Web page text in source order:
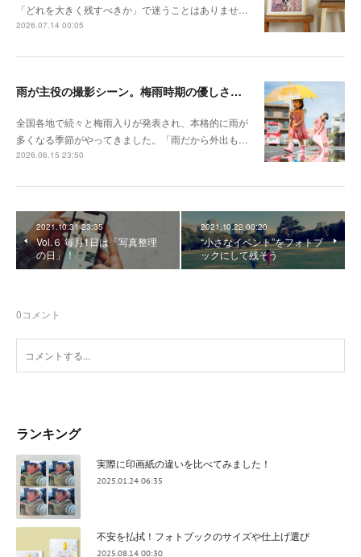
「どれを大きく残すべきか」で迷うことはありませ…
2026.07.14 00:05
雨が主役の撮影シーン。梅雨時期の優しさを切り取る撮影テクニック
全国各地で続々と梅雨入りが発表され、本格的に雨が
多くなる季節がやってきました。「雨だから外出も…
2026.06.15 23:50
2021.10.31 23:35
Vol.６ 毎月1日は「写真整理
の日」！
2021.10.22 00:20
“小さなイベント”をフォトブ
ックにして残そう
0コメント
ランキング
実際に印画紙の違いを比べてみました！
2025.01.24 06:35
不安を払拭！フォトブックのサイズや仕上げ選び
2025.08.14 00:30